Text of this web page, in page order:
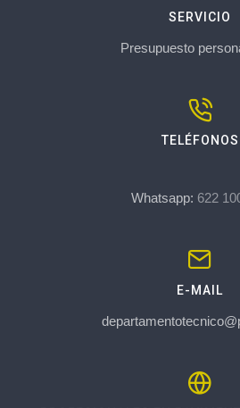
SERVICIO
Presupuesto
TELÉFONOS
Whatsapp: 622
E-MAIL